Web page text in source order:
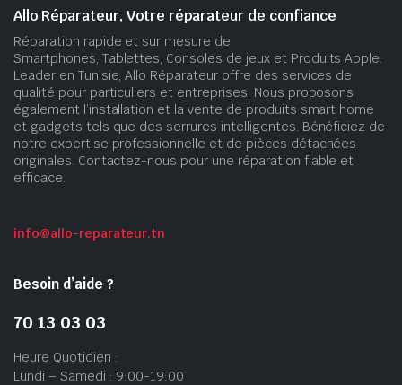
Allo Réparateur, Votre réparateur de confiance
Réparation rapide et sur mesure de
Smartphones, Tablettes, Consoles de jeux et Produits Apple.
Leader en Tunisie, Allo Réparateur offre des services de
qualité pour particuliers et entreprises. Nous proposons
également l’installation et la vente de produits smart home
et gadgets tels que des serrures intelligentes. Bénéficiez de
notre expertise professionnelle et de pièces détachées
originales. Contactez-nous pour une réparation fiable et
efficace.
info@allo-reparateur.tn
Besoin d’aide ?
70 13 03 03
Heure Quotidien :
Lundi – Samedi : 9:00-19:00